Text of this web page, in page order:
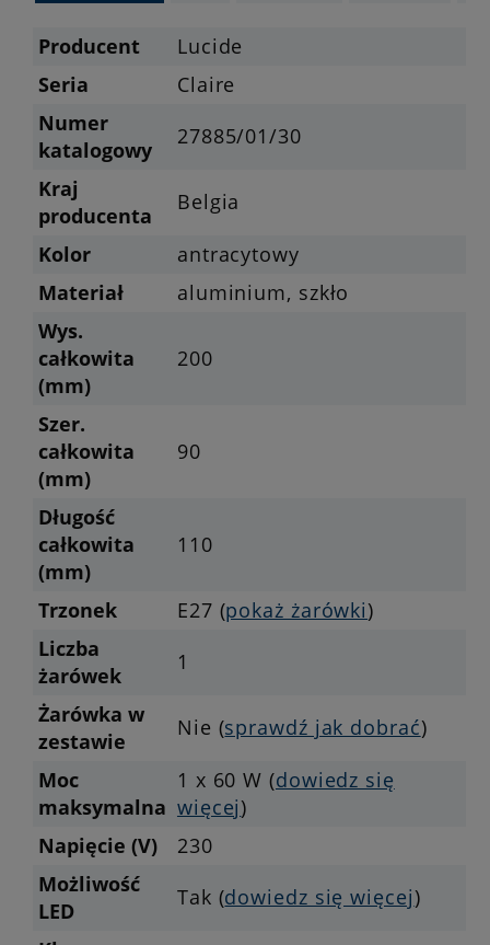
Producent
Lucide
Seria
Claire
Numer
katalogowy
27885/01/30
Kraj
producenta
Belgia
Kolor
antracytowy
Materiał
aluminium, szkło
Wys.
całkowita
(mm)
200
Szer.
całkowita
(mm)
90
Długość
całkowita
(mm)
110
Trzonek E27 (pokaż żarówki)
Liczba
żarówek
1
Żarówka w
zestawie
Nie (sprawdź jak dobrać)
Moc
maksymalna
1 x 60 W (dowiedz się
więcej)
Napięcie (V)
230
Możliwość
LED
Tak (dowiedz się więcej)